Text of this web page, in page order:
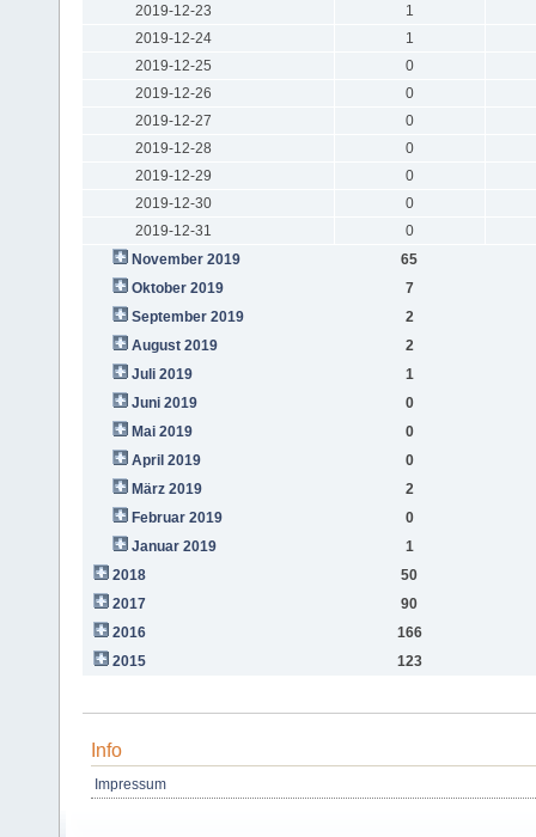
2019-12-23
1
2019-12-24
1
2019-12-25
0
2019-12-26
0
2019-12-27
0
2019-12-28
0
2019-12-29
0
2019-12-30
0
2019-12-31
0
November 2019
65
Oktober 2019
7
September 2019
2
August 2019
2
Juli 2019
1
Juni 2019
0
Mai 2019
0
April 2019
0
März 2019
2
Februar 2019
0
Januar 2019
1
2018
50
2017
90
2016
166
2015
123
Info
Impressum